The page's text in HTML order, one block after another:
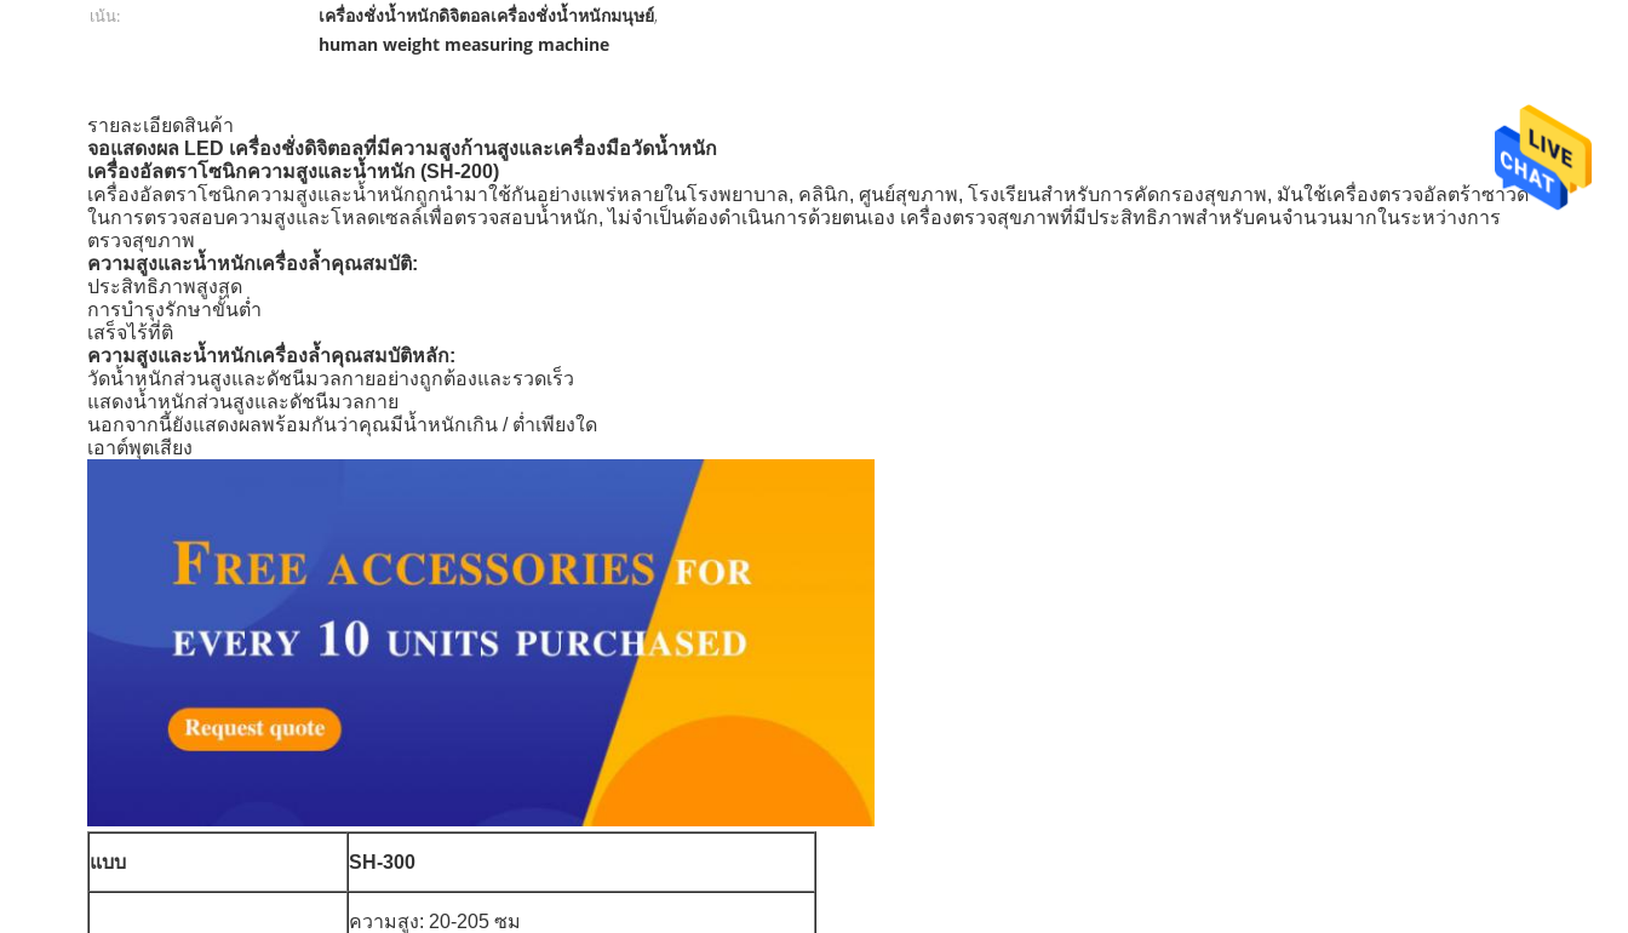
เน้น:
เครื่องชั่งน้ำหนักดิจิตอลเครื่องชั่งน้ำหนักมนุษย์,
human weight measuring machine
รายละเอียดสินค้า
จอแสดงผล LED เครื่องชั่งดิจิตอลที่มีความสูงก้านสูงและเครื่องมือวัดน้ำหนัก
เครื่องอัลตราโซนิกความสูงและน้ำหนัก (SH-200)
เครื่องอัลตราโซนิกความสูงและน้ำหนักถูกนำมาใช้กันอย่างแพร่หลายในโรงพยาบาล, คลินิก, ศูนย์สุขภาพ, โรงเรียนสำหรับการคัดกรองสุขภาพ, มันใช้เครื่องตรวจอัลตร้าซาวด์
ในการตรวจสอบความสูงและโหลดเซลล์เพื่อตรวจสอบน้ำหนัก, ไม่จำเป็นต้องดำเนินการด้วยตนเอง เครื่องตรวจสุขภาพที่มีประสิทธิภาพสำหรับคนจำนวนมากในระหว่างการ
ตรวจสุขภาพ
ความสูงและน้ำหนักเครื่องล้ำคุณสมบัติ:
ประสิทธิภาพสูงสุด
การบำรุงรักษาขั้นต่ำ
เสร็จไร้ที่ติ
ความสูงและน้ำหนักเครื่องล้ำคุณสมบัติหลัก:
วัดน้ำหนักส่วนสูงและดัชนีมวลกายอย่างถูกต้องและรวดเร็ว
แสดงน้ำหนักส่วนสูงและดัชนีมวลกาย
นอกจากนี้ยังแสดงผลพร้อมกันว่าคุณมีน้ำหนักเกิน / ต่ำเพียงใด
เอาต์พุตเสียง
แบบ SH-300
ความสูง: 20-205 ซม